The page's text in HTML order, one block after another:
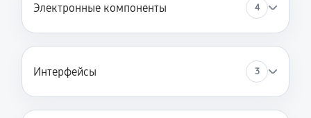
Электронные компоненты 4
Интерфейсы 3